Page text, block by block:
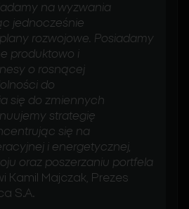
na wyzwania
jednocześnie
rozwojowe. Posiadamy
produktowo i
o rosnącej
do
się do zmiennych
strategię
się na
i energetycznej,
oraz poszerzaniu portfela
Kamil Majczak, Prezes
S.A.